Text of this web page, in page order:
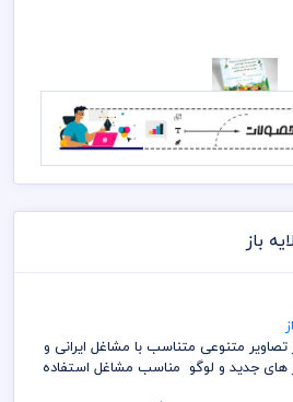
باز
متنوعی متناسب با مشاغل ایرانی و
های جدید و لوگو مناسب مشاغل استفاده